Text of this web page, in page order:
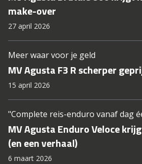
make-over
27 april 2026
Meer waar voor je geld
MV Agusta F3 R scherper
15 april 2026
"Complete reis-enduro vanaf dag
MV Agusta Enduro Veloce
(en een verhaal)
6 maart 2026